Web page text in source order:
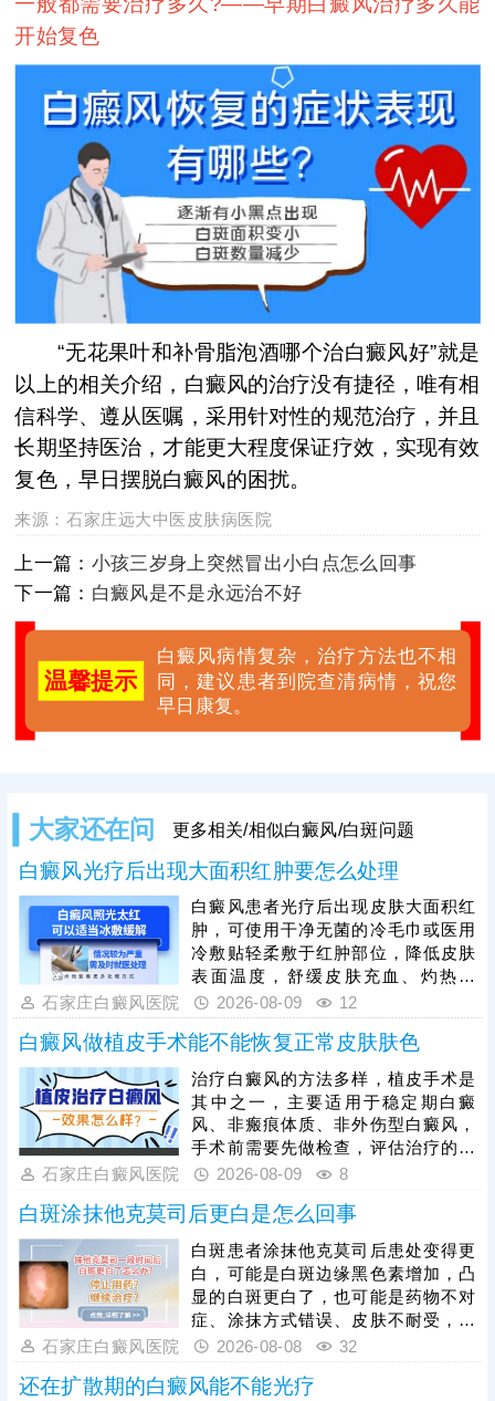
开始复色
“无花果叶和补骨脂泡酒哪个治白癜风好”就是
以上的相关介绍，白癜风的治疗没有捷径，唯有相
信科学、遵从医嘱，采用针对性的规范治疗，并且
长期坚持医治，才能更大程度保证疗效，实现有效
复色，早日摆脱白癜风的困扰。
来源：石家庄远大中医皮肤病医院
上一篇： 小孩三岁身上突然冒出小白点怎么回事
下一篇： 白癜风是不是永远治不好
温馨提示
白癜风病情复杂，治疗方法也不相
同，建议患者到院查清病情，祝您
早日康复。
大家还在问 更多相关/相似白癜风/白斑问题
白癜风光疗后出现大面积红肿要怎么处理
白癜风患者光疗后出现皮肤大面积红
肿，可使用干净无菌的冷毛巾或医用
冷敷贴轻柔敷于红肿部位，降低皮肤
表面温度，舒缓皮肤充血、灼热症
状，减轻红肿不适感，患者需切记，
切勿自行涂抹各类药膏、护肤品或偏
方，盲目用药易刺激受损皮肤，加重
红肿、瘙痒，甚至诱发皮肤过敏、色
素异常，影响后续治疗。日常光疗需
遵从医嘱，采用适配自身皮肤状态的
照射剂量，杜绝私自加量、延长照光
时间，同时做好照光后皮肤保湿、防
晒等护理，减少皮肤刺激，既能规避
不良反应，又能稳定
石家庄白癜风医院 2026-08-09 12
白癜风做植皮手术能不能恢复正常皮肤肤色
治疗白癜风的方法多样，植皮手术是
其中之一，主要适用于稳定期白癜
风、非瘢痕体质、非外伤型白癜风，
手术前需要先做检查，评估治疗的可
行性。若是满足条件，可考虑做黑色
移植，无排斥，成活快，着色均匀，
基本无色差。术后需要加强护理，可
搭配对症药物进行综合治疗，双管齐
下，加快病情恢复。
石家庄白癜风医院 2026-08-09 8
白斑涂抹他克莫司后更白是怎么回事
白斑患者涂抹他克莫司后患处变得更
白，可能是白斑边缘黑色素增加，凸
显的白斑更白了，也可能是药物不对
症、涂抹方式错误、皮肤不耐受，刺
激局部皮肤，导致黑色素细胞受损加
白。他克莫司属于处方药，患者不可
石家庄白癜风医院 2026-08-08 32
还在扩散期的白癜风能不能光疗